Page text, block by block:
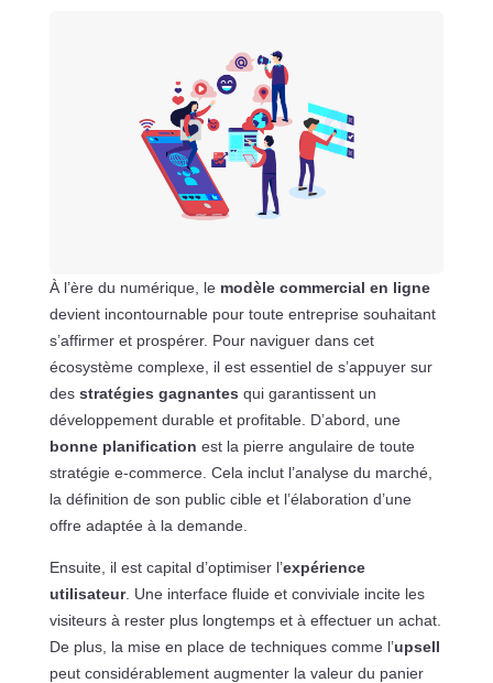
À l’ère du numérique, le modèle commercial en ligne
devient incontournable pour toute entreprise souhaitant
s’affirmer et prospérer. Pour naviguer dans cet
écosystème complexe, il est essentiel de s’appuyer sur
des stratégies gagnantes qui garantissent un
développement durable et profitable. D’abord, une
bonne planification est la pierre angulaire de toute
stratégie e-commerce. Cela inclut l’analyse du marché,
la définition de son public cible et l’élaboration d’une
offre adaptée à la demande.
Ensuite, il est capital d’optimiser l’expérience
utilisateur. Une interface fluide et conviviale incite les
visiteurs à rester plus longtemps et à effectuer un achat.
De plus, la mise en place de techniques comme l’upsell
peut considérablement augmenter la valeur du panier